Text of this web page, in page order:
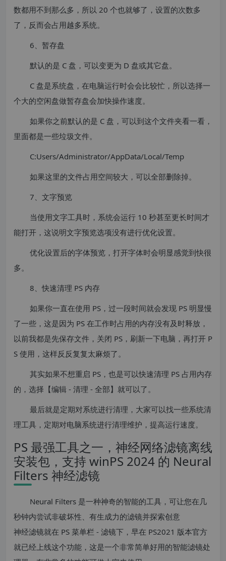
数都用不到那么多，所以 20 个也就够了，设置的次数多
了，反而会占用越多系统。
6、暂存盘
默认的是 C 盘，可以变更为 D 盘或其它盘。
C 盘是系统盘，在电脑运行时会会比较忙，所以选择一
个大的空闲盘做暂存盘会加快操作速度。
如果你之前默认的是 C 盘，可以到这个文件夹看一看，
里面都是一些垃圾文件。
C:Users/Administrator/AppData/Local/Temp
如果这里的文件占用空间较大，可以全部删除掉。
7、文字预览
当使用文字工具时，系统会运行 10 秒甚至更长时间才
能打开，这说明文字预览选项没有进行优化设置。
优化设置后的字体预览，打开字体时会明显感觉到快很
多。
8、快速清理 PS 内存
如果你一直在使用 PS，过一段时间就会发现 PS 明显慢
了一些，这是因为 PS 在工作时占用的内存没有及时释放，
以前我都是先保存文件，关闭 PS，刷新一下电脑，再打开 P
S 使用，这样反反复复太麻烦了。
其实如果不想重启 PS，也是可以快速清理 PS 占用内存
的，选择【编辑 - 清理 - 全部】就可以了。
最后就是定期对系统进行清理，大家可以找一些系统清
理工具，定期对电脑系统进行清理维护，提高运行速度。
PS 最强工具之一，神经网络滤镜离线
安装包，支持 winPS 2024 的 Neural
Filters 神经滤镜
Neural Filters 是一种神奇的智能的工具，可让您在几
秒钟内尝试非破坏性、有生成力的滤镜并探索创意
神经滤镜就在 PS 菜单栏 - 滤镜下，早在 PS2021 版本官方
就已经上线这个功能，这是一个非常简单好用的智能滤镜处